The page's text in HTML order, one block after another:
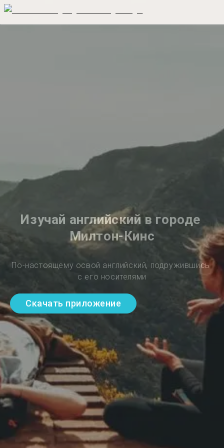
Изучай английский в городе
Милтон-Кинс
По-настоящему освой английский, подружившись
с его носителями
Скачать приложение